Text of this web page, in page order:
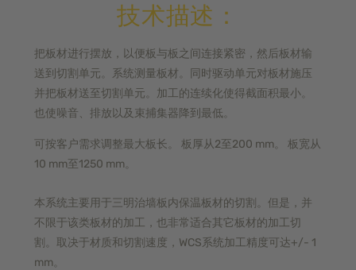
技术描述：
把板材进行摆放，以便板与板之间连接紧密，然后板材输
送到切割单元。系统测量板材。同时驱动单元对板材施压
并把板材送至切割单元。加工的连续化使得截面积最小。
也使噪音、排放以及束捕集器降到最低。
可按客户需求调整最大板长。 板厚从2至200 mm。 板宽从
10 mm至1250 mm。
本系统主要用于三明治墙板内保温板材的切割。但是，并
不限于该类板材的加工，也非常适合其它板材的加工切
割。取决于材质和切割速度，WCS系统加工精度可达+/- 1
mm。